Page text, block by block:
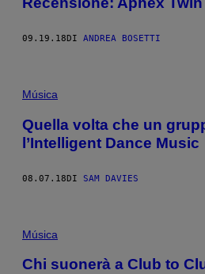
09.19.18DI ANDREA BOSETTI
Música
Quella volta che un
l’Intelligent Dance Music
08.07.18DI SAM DAVIES
Música
Chi suonerà a Club to